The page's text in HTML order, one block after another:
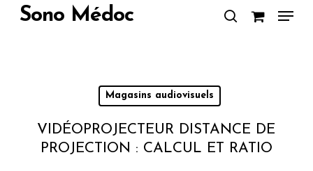
SkipSono Médoc Menu
Magasins audiovisuels
VIDÉOPROJECTEUR DISTANCE DE
PROJECTION : CALCUL ET RATIO